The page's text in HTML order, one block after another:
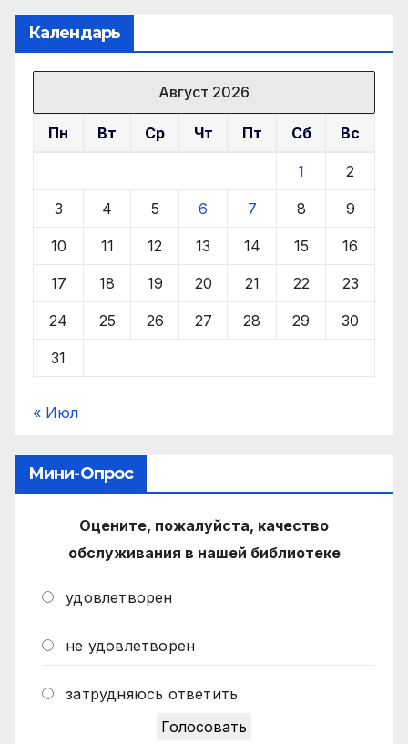
Календарь
Август 2026
Пн Вт Ср Чт Пт Сб Вс
1 2
3 4 5 6 7 8 9
10 11 12 13 14 15 16
17 18 19 20 21 22 23
24 25 26 27 28 29 30
31
« Июл
Мини-Опрос
Оцените, пожалуйста, качество
обслуживания в нашей библиотеке
удовлетворен
не удовлетворен
затрудняюсь ответить